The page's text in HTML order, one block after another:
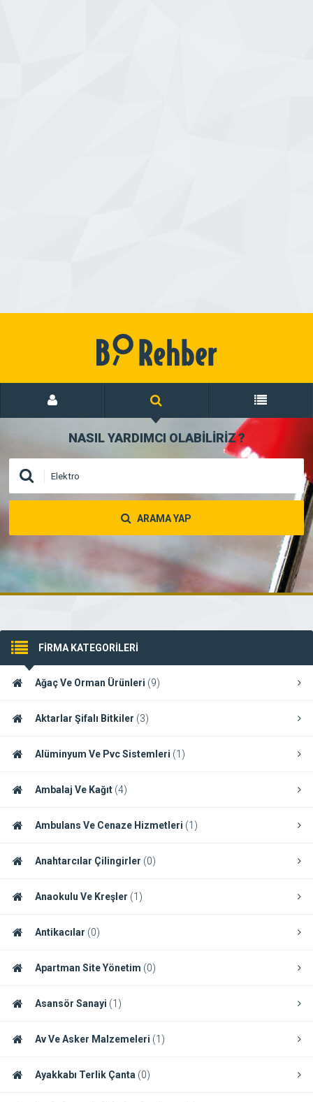
NASIL YARDIMCI OLABİLİRİZ?
ARAMA YAP
FİRMA KATEGORİLERİ
Ağaç Ve Orman Ürünleri (9)
Aktarlar Şifalı Bitkiler (3)
Alüminyum Ve Pvc Sistemleri (1)
Ambalaj Ve Kağıt (4)
Ambulans Ve Cenaze Hizmetleri (1)
Anahtarcılar Çilingirler (0)
Anaokulu Ve Kreşler (1)
Antikacılar (0)
Apartman Site Yönetim (0)
Asansör Sanayi (1)
Av Ve Asker Malzemeleri (1)
Ayakkabı Terlik Çanta (0)